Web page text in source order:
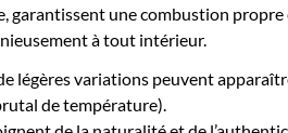
garantissent une combustion propre
à tout intérieur.
légères variations peuvent
de température).